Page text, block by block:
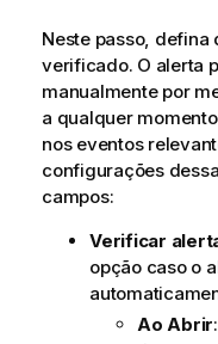
Neste passo, defina
verificado. O alerta
manualmente por
a qualquer
nos eventos
configurações
campos:
Verificar
opção caso o
Ao Abrir